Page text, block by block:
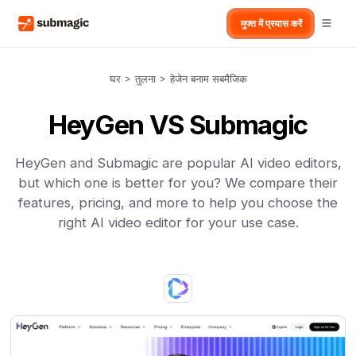
मुफ्त में प्रयास करें
घर > तुलना > हेजेन बनाम सबमैजिक
HeyGen VS Submagic
HeyGen and Submagic are popular AI video editors,
but which one is better for you? We compare their
features, pricing, and more to help you choose the
right AI video editor for your use case.